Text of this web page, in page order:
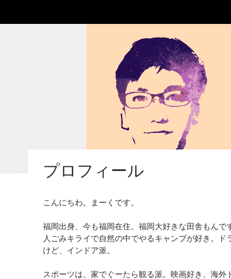
プロフィール
こんにちわ。まーくです。
福岡出身、今も福岡在住。福岡大好きな田舎もんで
人ごみキライで自然の中でやるキャンプが好き。ド
けど、インドア派。
スポーツは、家でぐーたら観る派。映画好き、海外